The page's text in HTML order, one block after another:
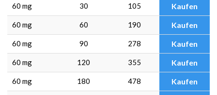
60 mg 30 105 Kaufen
60 mg 60 190 Kaufen
60 mg 90 278 Kaufen
60 mg 120 355 Kaufen
60 mg 180 478 Kaufen